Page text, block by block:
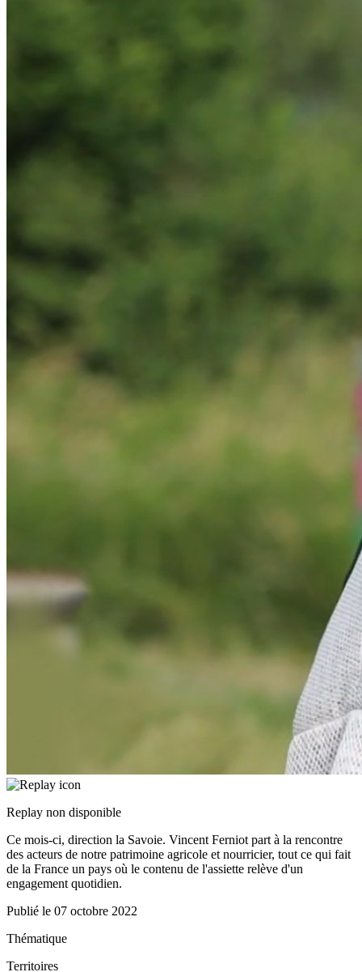
Replay non disponible
Ce mois-ci, direction la Savoie. Vincent Ferniot part à la rencontre
des acteurs de notre patrimoine agricole et nourricier, tout ce qui fait
de la France un pays où le contenu de l'assiette relève d'un
engagement quotidien.
Publié le 07 octobre 2022
Thématique
Territoires